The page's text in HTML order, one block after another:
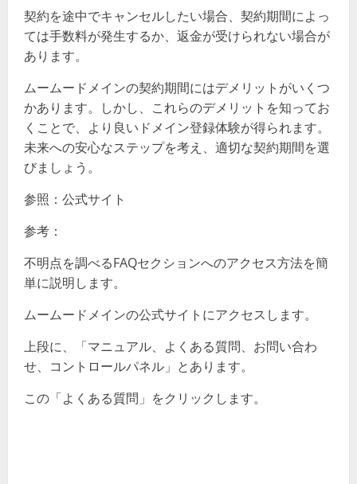
契約を途中でキャンセルしたい場合、契約期間によっ
ては手数料が発生するか、返金が受けられない場合が
あります。
ムームードメインの契約期間にはデメリットがいくつ
かあります。しかし、これらのデメリットを知ってお
くことで、より良いドメイン登録体験が得られます。
未来への安心なステップを考え、適切な契約期間を選
びましょう。
参照：公式サイト
参考：
不明点を調べるFAQセクションへのアクセス方法を簡
単に説明します。
ムームードメインの公式サイトにアクセスします。
上段に、「マニュアル、よくある質問、お問い合わ
せ、コントロールパネル」とあります。
この「よくある質問」をクリックします。